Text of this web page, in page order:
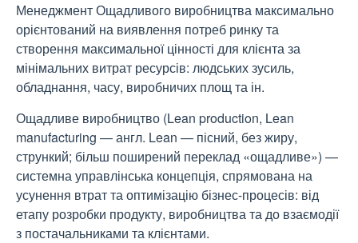
Менеджмент Ощадливого виробництва максимально
орієнтований на виявлення потреб ринку та
створення максимальної цінності для клієнта за
мінімальних витрат ресурсів: людських зусиль,
обладнання, часу, виробничих площ та ін.
Ощадливе виробництво (Lean production, Lean
manufacturing — англ. Lean — пісний, без жиру,
стрункий; більш поширений переклад «ощадливе») —
системна управлінська концепція, спрямована на
усунення втрат та оптимізацію бізнес-процесів: від
етапу розробки продукту, виробництва та до взаємодії
з постачальниками та клієнтами.